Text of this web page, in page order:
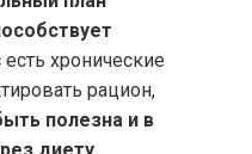
хронические
рацион,
полезна и в